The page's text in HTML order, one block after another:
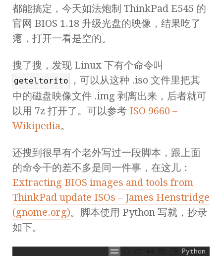
都能搞定，今天如法炮制 ThinkPad E545 的
官网 BIOS 1.18 升级光盘的映像，结果吃了
瘪，打开一看是空的。
搜了搜，发现 Linux 下有个命令叫
geteltorito
，可以从这种 .iso 文件里把其
中的磁盘映像文件 .img 剥离出来，后者就可
以用 7z 打开了。可以参考 ISO 9660 –
Wikipedia。
还搜到很早有个老外写过一段脚本，跟上面
的命令干的差不多是同一件事，在这儿：
Extracting BIOS images and tools from
ThinkPad update ISOs – James Henstridge
(gnome.org)。脚本使用 Python 写就，抄录
如下。
Python